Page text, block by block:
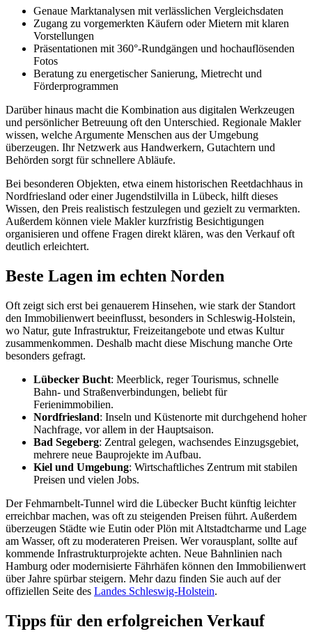
Genaue Marktanalysen mit verlässlichen Vergleichsdaten
Zugang zu vorgemerkten Käufern oder Mietern mit klaren
Vorstellungen
Präsentationen mit 360°-Rundgängen und hochauflösenden
Fotos
Beratung zu energetischer Sanierung, Mietrecht und
Förderprogrammen
Darüber hinaus macht die Kombination aus digitalen Werkzeugen
und persönlicher Betreuung oft den Unterschied. Regionale Makler
wissen, welche Argumente Menschen aus der Umgebung
überzeugen. Ihr Netzwerk aus Handwerkern, Gutachtern und
Behörden sorgt für schnellere Abläufe.
Bei besonderen Objekten, etwa einem historischen Reetdachhaus in
Nordfriesland oder einer Jugendstilvilla in Lübeck, hilft dieses
Wissen, den Preis realistisch festzulegen und gezielt zu vermarkten.
Außerdem können viele Makler kurzfristig Besichtigungen
organisieren und offene Fragen direkt klären, was den Verkauf oft
deutlich erleichtert.
Beste Lagen im echten Norden
Oft zeigt sich erst bei genauerem Hinsehen, wie stark der Standort
den Immobilienwert beeinflusst, besonders in Schleswig-Holstein,
wo Natur, gute Infrastruktur, Freizeitangebote und etwas Kultur
zusammenkommen. Deshalb macht diese Mischung manche Orte
besonders gefragt.
Lübecker Bucht: Meerblick, reger Tourismus, schnelle
Bahn- und Straßenverbindungen, beliebt für
Ferienimmobilien.
Nordfriesland: Inseln und Küstenorte mit durchgehend hoher
Nachfrage, vor allem in der Hauptsaison.
Bad Segeberg: Zentral gelegen, wachsendes Einzugsgebiet,
mehrere neue Bauprojekte im Aufbau.
Kiel und Umgebung: Wirtschaftliches Zentrum mit stabilen
Preisen und vielen Jobs.
Der Fehmarnbelt-Tunnel wird die Lübecker Bucht künftig leichter
erreichbar machen, was oft zu steigenden Preisen führt. Außerdem
überzeugen Städte wie Eutin oder Plön mit Altstadtcharme und Lage
am Wasser, oft zu moderateren Preisen. Wer vorausplant, sollte auf
kommende Infrastrukturprojekte achten. Neue Bahnlinien nach
Hamburg oder modernisierte Fährhäfen können den Immobilienwert
über Jahre spürbar steigern. Mehr dazu finden Sie auch auf der
offiziellen Seite des Landes Schleswig-Holstein.
Tipps für den erfolgreichen Verkauf